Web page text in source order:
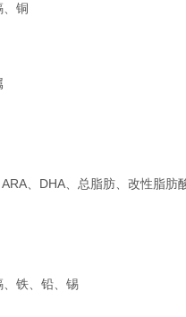
、铜
、DHA、总脂肪、改性脂肪
铁、铅、锡